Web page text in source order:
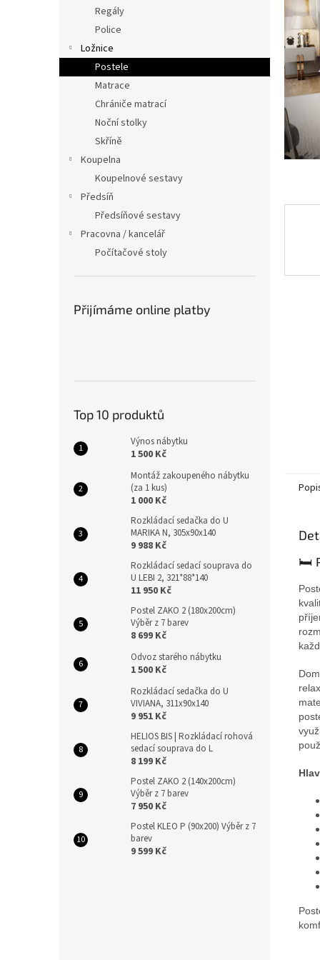
Regály
Police
Ložnice
Postele
Matrace
Chrániče matrací
Noční stolky
Skříně
Koupelna
Koupelnové sestavy
Předsíň
Předsíňové sestavy
Pracovna / kancelář
Počítačové stoly
Přijímáme online platby
Top 10 produktů
Výnos nábytku
1 500 Kč
Montáž zakoupeného nábytku
(za 1 kus)
1 000 Kč
Rozkládací sedačka do U
MARIKA N, 305x90x140
9 988 Kč
Rozkládací sedací souprava do
U LEBI 2, 321*88*140
11 950 Kč
Postel ZAKO 2 (180x200cm)
Výběr z 7 barev
8 699 Kč
Odvoz starého nábytku
1 500 Kč
Rozkládací sedačka do U
VIVIANA, 311x90x140
9 951 Kč
HELIOS BIS | Rozkládací rohová
sedací souprava do L
8 199 Kč
Postel ZAKO 2 (140x200cm)
Výběr z 7 barev
7 950 Kč
Postel KLEO P (90x200) Výběr z 7
barev
9 599 Kč
🛏